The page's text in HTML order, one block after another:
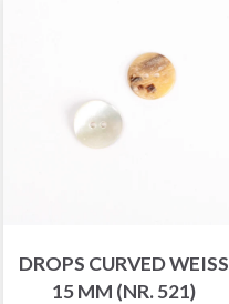
DROPS CURVED WEISS 1
5 MM (NR. 521)